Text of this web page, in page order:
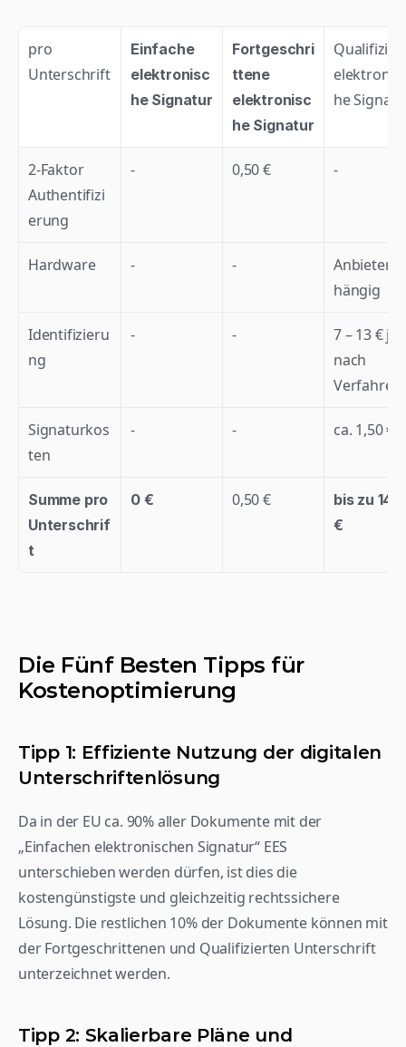
pro
Unterschrift
Einfache
elektronisc
he Signatur
Fortgeschri
ttene
elektronisc
he Signatur
he
2-Faktor
Authentifizi
erung
- 0,50 € -
Hardware - -
hängig
Identifizieru
ng
- -
7 – 13 € je
nach
Verfahren
Signaturkos
ten
- - ca. 1,50 €
Summe pro
Unterschrif
t
0 € 0,50 €
bis zu
€
Die Fünf Besten Tipps für
Kostenoptimierung
Tipp 1: Effiziente Nutzung der digitalen
Unterschriftenlösung
Da in der EU ca. 90% aller Dokumente mit der
„Einfachen elektronischen Signatur“ EES
unterschieben werden dürfen, ist dies die
kostengünstigste und gleichzeitig rechtssichere
Lösung. Die restlichen 10% der Dokumente können mit
der Fortgeschrittenen und Qualifizierten Unterschrift
unterzeichnet werden.
Tipp 2: Skalierbare Pläne und